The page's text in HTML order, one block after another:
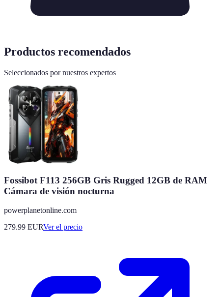
Productos recomendados
Seleccionados por nuestros expertos
Fossibot F113 256GB Gris Rugged 12GB de RAM
Cámara de visión nocturna
powerplanetonline.com
279.99 EURVer el precio